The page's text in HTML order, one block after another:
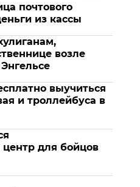
почтового
из кассы
возле
выучиться
и троллейбуса в
для бойцов